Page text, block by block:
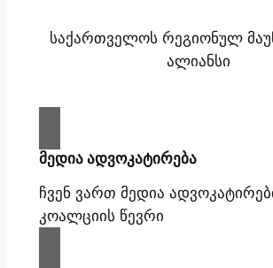
საქართველოს რეგიონულ
ალიანსი
მედია ადვოკატირება
ჩვენ ვართ მედია
კოალციის წევრი